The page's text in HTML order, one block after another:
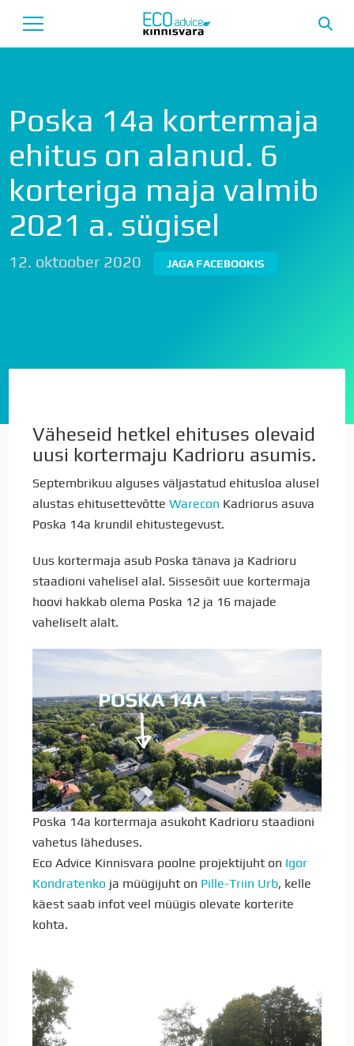
Uusarendused
Tutvustus
Teenused
Uudised
Meeskond
Poska 14a kortermaja
ehitus on alanud. 6
korteriga maja valmib
2021 a. sügisel
12. oktoober 2020 JAGA FACEBOOKIS
Väheseid hetkel ehituses olevaid
uusi kortermaju Kadrioru asumis.
Septembrikuu alguses väljastatud ehitusloa alusel
alustas ehitusettevõtteWarecon Kadriorus asuva
Poska 14a krundil ehitustegevust.
Uus kortermaja asub Poska tänava ja Kadrioru
staadioni vahelisel alal. Sissesõit uue kortermaja
hoovi hakkab olema Poska 12 ja 16 majade
vaheliselt alalt.
Poska 14a kortermaja asukoht Kadrioru staadioni
vahetus läheduses.
Eco Advice Kinnisvara poolne projektijuht on Igor
Kondratenko ja müügijuht on Pille-Triin Urb, kelle
käest saab infot veel müügis olevate korterite
kohta.